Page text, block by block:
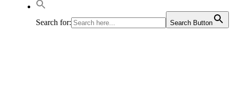
Search for: Search Button